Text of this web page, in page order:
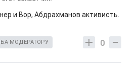
и Вор, Абдрахманов активисть.
0
МОДЕРАТОРУ